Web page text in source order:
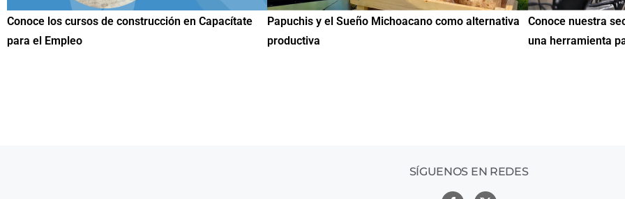
Papuchis y el Sueño Michoacano como alternativa
productiva
Conoce nuestra sección de Educación y Empleo:
una herramienta para encontrar oportunidades
IMME realiza la 2ª
de Educación
SÍGUENOS EN REDES